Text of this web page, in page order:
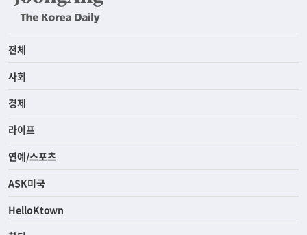
전체
사회
경제
라이프
연예/스포츠
ASK미국